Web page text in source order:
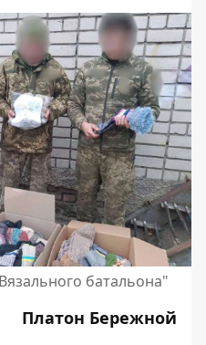
батальона"
Платон Бережной